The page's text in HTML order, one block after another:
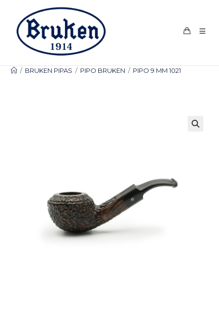
contenido
/ BRUKEN PIPAS / PIPO BRUKEN / PIPO 9 MM 1021